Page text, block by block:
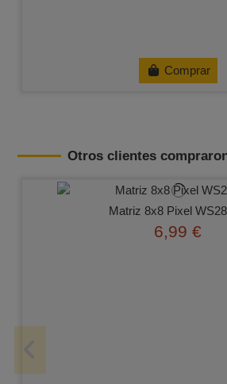
Comprar
Otros clientes
Matriz 8x8 Pixel
6,99 €